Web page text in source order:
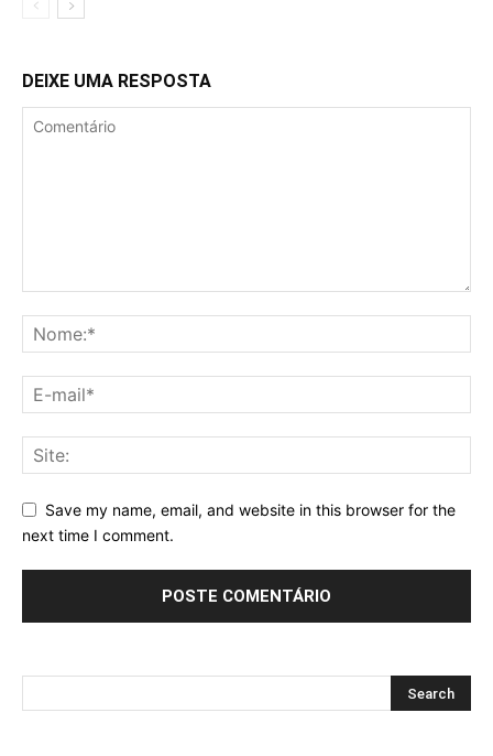
DEIXE UMA RESPOSTA
Save my name, email, and website in this browser for the
next time I comment.